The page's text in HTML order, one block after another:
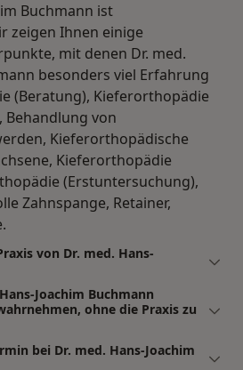
Buchmann ist
zeigen Ihnen einige
mit denen Dr. med.
besonders viel Erfahrung
(Beratung), Kieferorthopädie
Behandlung von
Kieferorthopädische
Kieferorthopädie
(Erstuntersuchung),
Zahnspange, Retainer,
von Dr. med. Hans-
Joachim Buchmann
ohne die Praxis zu
bei Dr. med. Hans-Joachim